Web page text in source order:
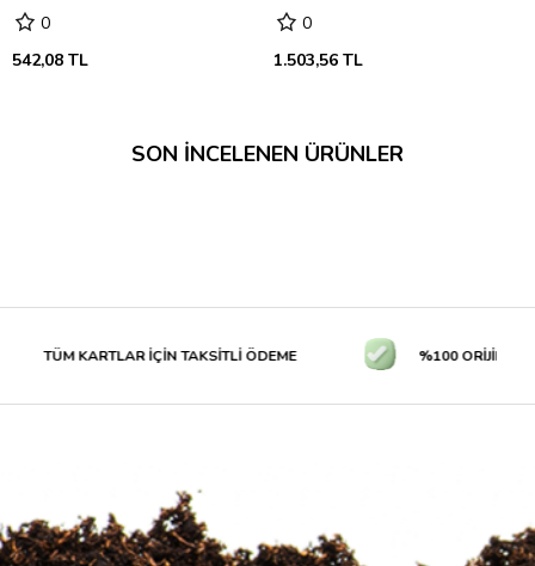
0
542,08 TL
0
1.503,56 TL
SON İNCELENEN ÜRÜNLER
TÜM KARTLAR İÇİN TAKSİTLİ ÖDEME %100 ORİJİNAL